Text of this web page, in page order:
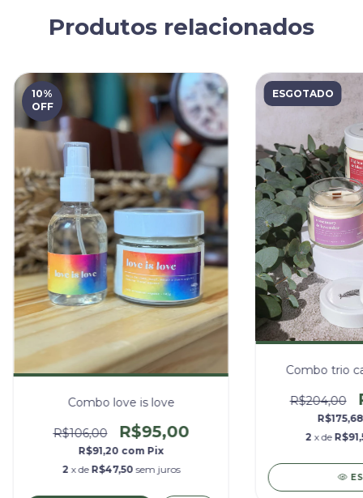
Produtos relacionados
10%
OFF
Combo love is love
R$106,00 R$95,00
R$91,20 com Pix
2 x de R$47,50 sem juros
ESGOTADO
Combo trio
R$204,00
2 x de